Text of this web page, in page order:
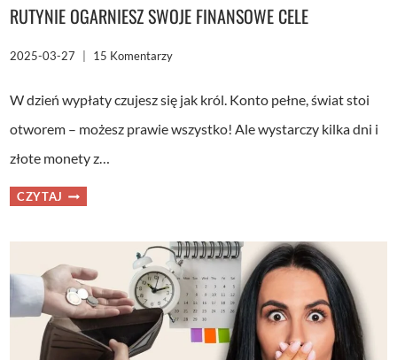
RUTYNIE OGARNIESZ SWOJE FINANSOWE CELE
2025-03-27 15 Komentarzy
W dzień wypłaty czujesz się jak król. Konto pełne, świat stoi
otworem – możesz prawie wszystko! Ale wystarczy kilka dni i
złote monety z…
CZYTAJ CO
ROBIĆ
WYPŁACIE?
TEJ
RUTYNIE
OGARNIESZ
SWOJE
FINANSOWE
CELE